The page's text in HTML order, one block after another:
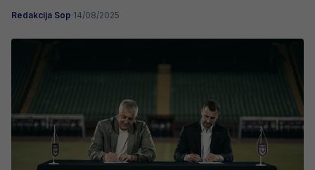
Redakcija Sop·14/08/2025